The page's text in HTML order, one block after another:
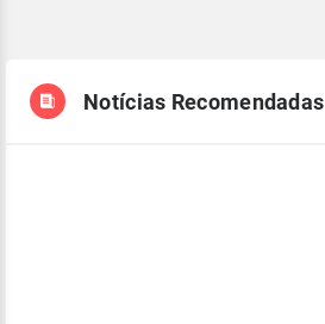
Notícias Recomendadas